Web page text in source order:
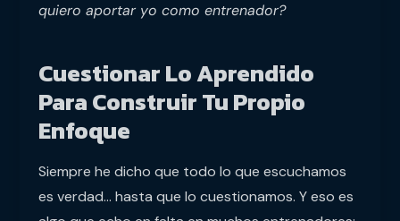
quiero aportar yo como entrenador?
Cuestionar Lo Aprendido
Para Construir Tu Propio
Enfoque
Siempre he dicho que todo lo que escuchamos
es verdad… hasta que lo cuestionamos. Y eso es